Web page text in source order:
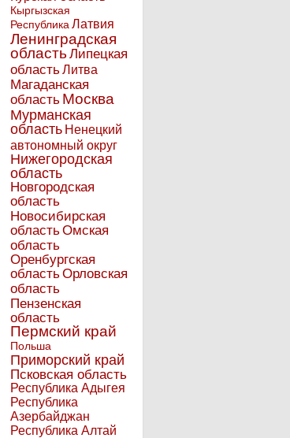
Кыргызская
Республика Латвия
Ленинградская
область Липецкая
областьЛитва
Магаданская
область Москва
Мурманская
область Ненецкий
автономный округ
Нижегородская
область
Новгородская
область
Новосибирская
областьОмская
область
Оренбургская
областьОрловская
область
Пензенская
область
Пермский край
Польша
Приморский край
Псковская область
Республика Адыгея
Республика
Азербайджан
Республика Алтай